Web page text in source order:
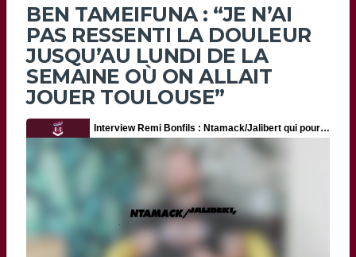
BEN TAMEIFUNA : “JE N’AI
PAS RESSENTI LA DOULEUR
JUSQU’AU LUNDI DE LA
SEMAINE OÙ ON ALLAIT
JOUER TOULOUSE”